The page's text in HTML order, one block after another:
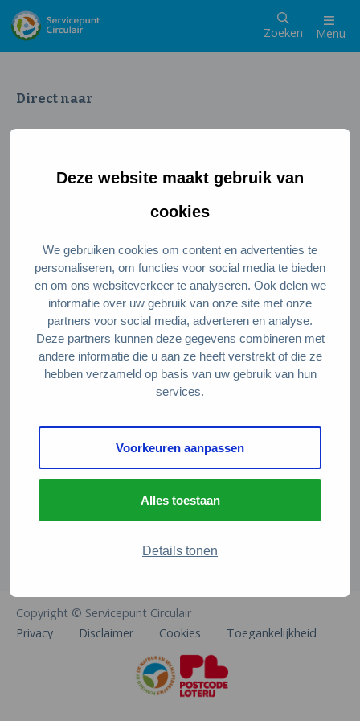
Deze website maakt gebruik van
cookies
We gebruiken cookies om content en advertenties te
personaliseren, om functies voor social media te bieden
en om ons websiteverkeer te analyseren. Ook delen we
informatie over uw gebruik van onze site met onze
partners voor social media, adverteren en analyse.
Deze partners kunnen deze gegevens combineren met
andere informatie die u aan ze heeft verstrekt of die ze
hebben verzameld op basis van uw gebruik van hun
services.
Voorkeuren aanpassen
Alles toestaan
Details tonen
Zoeken Menu
Direct naar
Wat is een circulaire samenleving
Meedoen als ondernemer
Circulaire producten en diensten
Wie zijn wij?
Over ons
Stel je vraag
Servicepunt Team
Veelgestelde vragen
De Natuur en Milieufederaties
Arthur van Schendelstraat 600
info@natuurenmilieufederaties.nl
Copyright © Servicepunt Circulair
Privacy
Disclaimer Cookies Toegankelijkheid